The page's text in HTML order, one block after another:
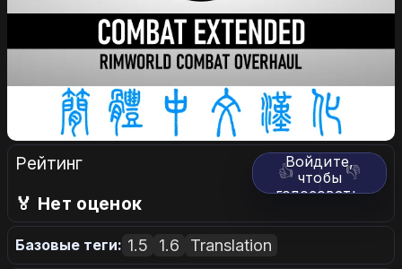
Рейтинг 👍 👎
Войдите,
чтобы
голосовать.
🏅 Нет оценок
Базовые теги: 1.5 1.6 Translation